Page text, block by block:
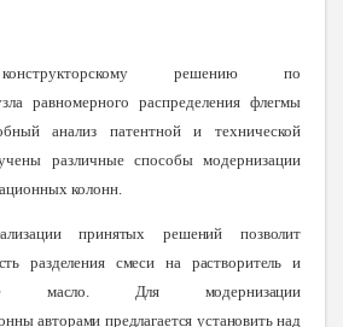
решению по
равномерного распределения флегмы
анализ патентной и технической
различные способы модернизации
колонн.
принятых решений позволит
разделения смеси на растворитель и
масло. Для модернизации
авторами предлагается установить над